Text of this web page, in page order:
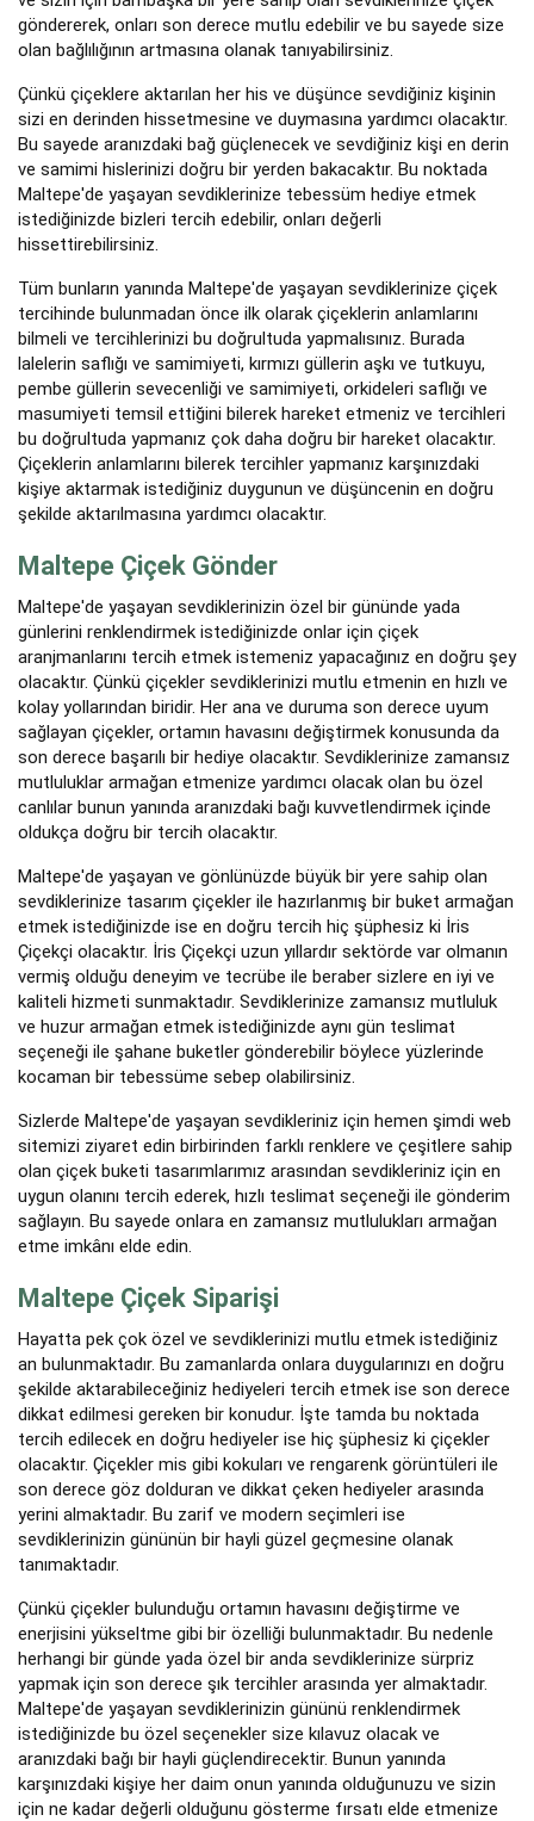
göndererek, onları son derece mutlu edebilir ve bu sayede size
olan bağlılığının artmasına olanak tanıyabilirsiniz.
Çünkü çiçeklere aktarılan her his ve düşünce sevdiğiniz kişinin
sizi en derinden hissetmesine ve duymasına yardımcı olacaktır.
Bu sayede aranızdaki bağ güçlenecek ve sevdiğiniz kişi en derin
ve samimi hislerinizi doğru bir yerden bakacaktır. Bu noktada
Maltepe'de yaşayan sevdiklerinize tebessüm hediye etmek
istediğinizde bizleri tercih edebilir, onları değerli
hissettirebilirsiniz.
Tüm bunların yanında Maltepe'de yaşayan sevdiklerinize çiçek
tercihinde bulunmadan önce ilk olarak çiçeklerin anlamlarını
bilmeli ve tercihlerinizi bu doğrultuda yapmalısınız. Burada
lalelerin saflığı ve samimiyeti, kırmızı güllerin aşkı ve tutkuyu,
pembe güllerin sevecenliği ve samimiyeti, orkideleri saflığı ve
masumiyeti temsil ettiğini bilerek hareket etmeniz ve tercihleri
bu doğrultuda yapmanız çok daha doğru bir hareket olacaktır.
Çiçeklerin anlamlarını bilerek tercihler yapmanız karşınızdaki
kişiye aktarmak istediğiniz duygunun ve düşüncenin en doğru
şekilde aktarılmasına yardımcı olacaktır.
Maltepe Çiçek Gönder
Maltepe'de yaşayan sevdiklerinizin özel bir gününde yada
günlerini renklendirmek istediğinizde onlar için çiçek
aranjmanlarını tercih etmek istemeniz yapacağınız en doğru şey
olacaktır. Çünkü çiçekler sevdiklerinizi mutlu etmenin en hızlı ve
kolay yollarından biridir. Her ana ve duruma son derece uyum
sağlayan çiçekler, ortamın havasını değiştirmek konusunda da
son derece başarılı bir hediye olacaktır. Sevdiklerinize zamansız
mutluluklar armağan etmenize yardımcı olacak olan bu özel
canlılar bunun yanında aranızdaki bağı kuvvetlendirmek içinde
oldukça doğru bir tercih olacaktır.
Maltepe'de yaşayan ve gönlünüzde büyük bir yere sahip olan
sevdiklerinize tasarım çiçekler ile hazırlanmış bir buket armağan
etmek istediğinizde ise en doğru tercih hiç şüphesiz ki İris
Çiçekçi olacaktır. İris Çiçekçi uzun yıllardır sektörde var olmanın
vermiş olduğu deneyim ve tecrübe ile beraber sizlere en iyi ve
kaliteli hizmeti sunmaktadır. Sevdiklerinize zamansız mutluluk
ve huzur armağan etmek istediğinizde aynı gün teslimat
seçeneği ile şahane buketler gönderebilir böylece yüzlerinde
kocaman bir tebessüme sebep olabilirsiniz.
Sizlerde Maltepe'de yaşayan sevdikleriniz için hemen şimdi web
sitemizi ziyaret edin birbirinden farklı renklere ve çeşitlere sahip
olan çiçek buketi tasarımlarımız arasından sevdikleriniz için en
uygun olanını tercih ederek, hızlı teslimat seçeneği ile gönderim
sağlayın. Bu sayede onlara en zamansız mutlulukları armağan
etme imkânı elde edin.
Maltepe Çiçek Siparişi
Hayatta pek çok özel ve sevdiklerinizi mutlu etmek istediğiniz
an bulunmaktadır. Bu zamanlarda onlara duygularınızı en doğru
şekilde aktarabileceğiniz hediyeleri tercih etmek ise son derece
dikkat edilmesi gereken bir konudur. İşte tamda bu noktada
tercih edilecek en doğru hediyeler ise hiç şüphesiz ki çiçekler
olacaktır. Çiçekler mis gibi kokuları ve rengarenk görüntüleri ile
son derece göz dolduran ve dikkat çeken hediyeler arasında
yerini almaktadır. Bu zarif ve modern seçimleri ise
sevdiklerinizin gününün bir hayli güzel geçmesine olanak
tanımaktadır.
Çünkü çiçekler bulunduğu ortamın havasını değiştirme ve
enerjisini yükseltme gibi bir özelliği bulunmaktadır. Bu nedenle
herhangi bir günde yada özel bir anda sevdiklerinize sürpriz
yapmak için son derece şık tercihler arasında yer almaktadır.
Maltepe'de yaşayan sevdiklerinizin gününü renklendirmek
istediğinizde bu özel seçenekler size kılavuz olacak ve
aranızdaki bağı bir hayli güçlendirecektir. Bunun yanında
karşınızdaki kişiye her daim onun yanında olduğunuzu ve sizin
için ne kadar değerli olduğunu gösterme fırsatı elde etmenize